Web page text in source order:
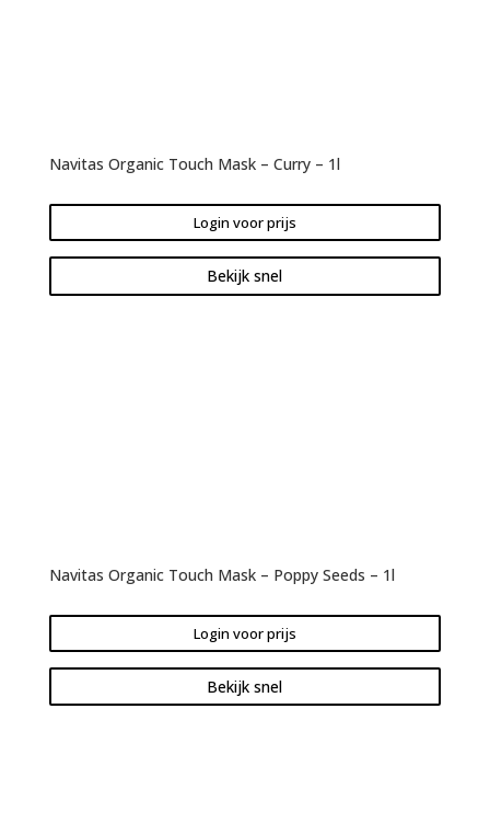
Navitas Organic Touch Mask – Curry – 1l
Login voor prijs
Bekijk snel
Navitas Organic Touch Mask – Poppy Seeds – 1l
Login voor prijs
Bekijk snel